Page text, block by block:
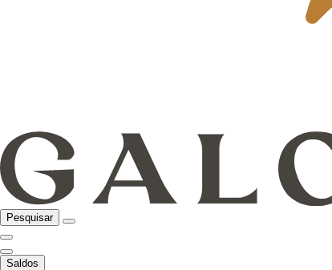
Pesquisar
Saldos